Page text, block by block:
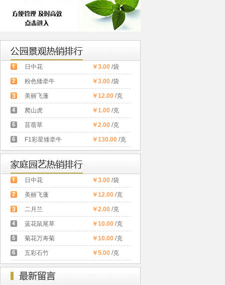
日中花 ￥3.00/袋
粉色矮牵牛 ￥3.00/袋
美丽飞蓬 ￥12.00/克
爬山虎 ￥1.00/克
苜蓿草 ￥2.00/克
F1彩星矮牵牛 ￥130.00/克
日中花 ￥3.00/袋
美丽飞蓬 ￥12.00/克
二月兰 ￥2.00/克
蓝花鼠尾草 ￥10.00/克
菊花万寿菊 ￥10.00/克
五彩石竹 ￥5.00/克